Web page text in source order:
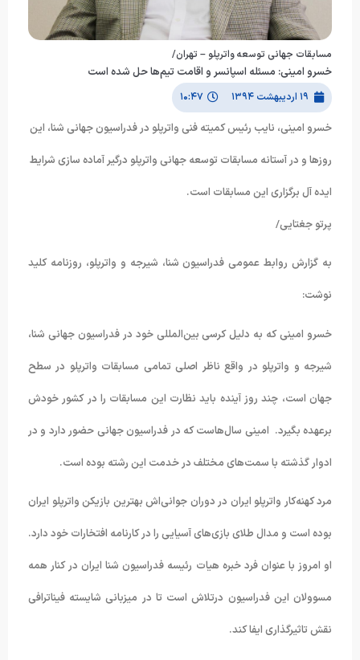
مسابقات جهانی توسعه واترپلو – تهران/
خسرو امینی: مسئله اسپانسر و اقامت تیم‌ها حل شده است
۱۹ اردیبهشت ۱۳۹۴ ۱۰:۴۷
خسرو امینی، نایب رئیس کمیته فنی واترپلو در فدراسیون جهانی شنا، این
روزها و در آستانه مسابقات توسعه جهانی واترپلو درگیر آماده سازی شرایط
ایده آل برگزاری این مسابقات است.
پرتو جغتایی/
به گزارش روابط عمومی فدراسیون شنا، شیرجه و واترپلو، روزنامه کلید
نوشت:
خسرو امینی که به دلیل کرسی بین‌المللی خود در فدراسیون جهانی شنا،
شیرجه و واترپلو در واقع ناظر اصلی تمامی مسابقات واترپلو در سطح
جهان است، چند روز آینده باید نظارت این مسابقات را در کشور خودش
برعهده بگیرد. امینی سال‌هاست که در فدراسیون جهانی حضور دارد و در
ادوار گذشته با سمت‌های مختلف در خدمت این رشته بوده است.
مرد کهنه‌کار واترپلو ایران در دوران جوانی‌اش بهترین بازیکن واترپلو ایران
بوده است و مدال طلای بازی‌های آسیایی را در کارنامه افتخارات خود دارد.
او امروز با عنوان فرد خبره هیات رئیسه فدراسیون شنا ایران در کنار همه
مسوولان این فدراسیون درتلاش است تا در میزبانی شایسته فیناترافی
نقش تاثیرگذاری ایفا کند.